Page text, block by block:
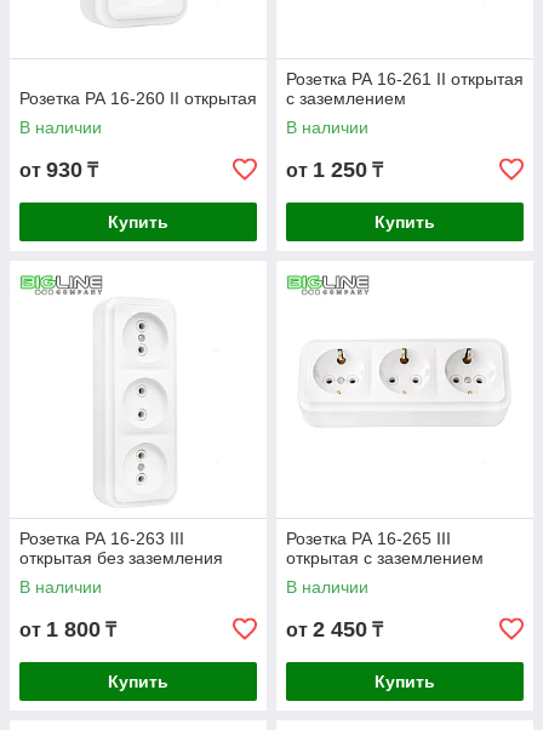
Розетка РА 16-260 II открытая
В наличии
от 930 ₸
Купить
Розетка РА 16-261 II открытая
с заземлением
В наличии
от 1 250 ₸
Купить
Розетка РА 16-263 III
открытая без заземления
В наличии
от 1 800 ₸
Купить
Розетка РА 16-265 III
открытая с заземлением
В наличии
от 2 450 ₸
Купить